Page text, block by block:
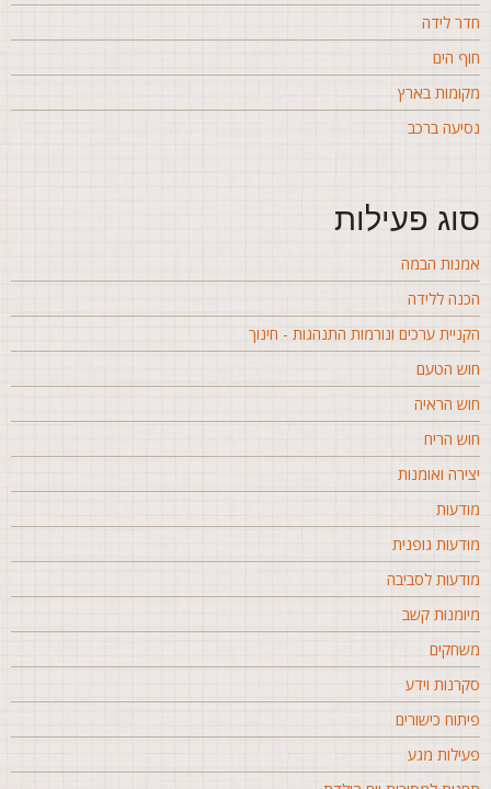
לידה
הים
בארץ
ברכב
פעילות
הבמה
ללידה
ערכים ונורמות התנהגות - חינוך
הטעם
הראיה
הריח
ואומנות
גופנית
לסביבה
קשב
וידע
כישורים
מגע